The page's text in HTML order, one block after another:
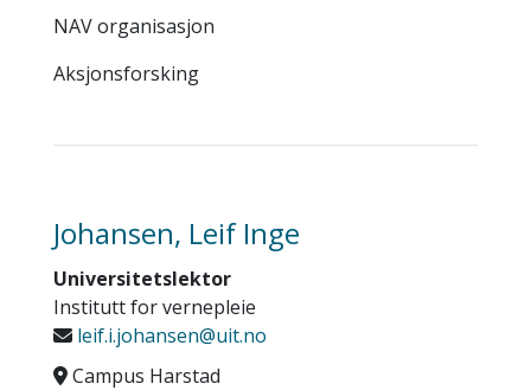
NAV organisasjon
Aksjonsforsking
Johansen, Leif Inge
Universitetslektor
Institutt for vernepleie
leif.i.johansen@uit.no
Campus Harstad